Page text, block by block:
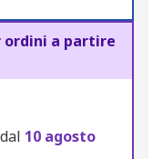
ordini a partire
10 agosto